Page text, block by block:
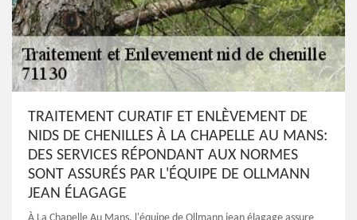
TRAITEMENT CURATIF ET ENLÈVEMENT DE
NIDS DE CHENILLES À LA CHAPELLE AU MANS:
DES SERVICES RÉPONDANT AUX NORMES
SONT ASSURÉS PAR L'ÉQUIPE DE OLLMANN
JEAN ÉLAGAGE